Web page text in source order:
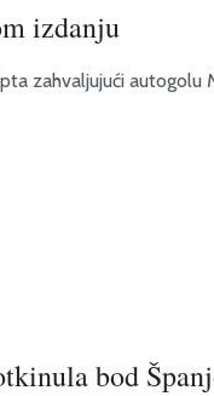
izdanju
zahvaljujući autogolu
bod